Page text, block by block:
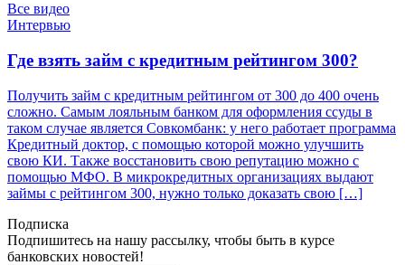
Все видео
Интервью
Где взять займ с кредитным рейтингом 300?
Получить займ с кредитным рейтингом от 300 до 400 очень
сложно. Самым лояльным банком для оформления ссуды в
таком случае является Совкомбанк: у него работает программа
Кредитный доктор, с помощью которой можно улучшить
свою КИ. Также восстановить свою репутацию можно с
помощью МФО. В микрокредитных организациях выдают
займы с рейтингом 300, нужно только доказать свою […]
Подписка
Подпишитесь на нашу рассылку, чтобы быть в курсе
банковских новостей!